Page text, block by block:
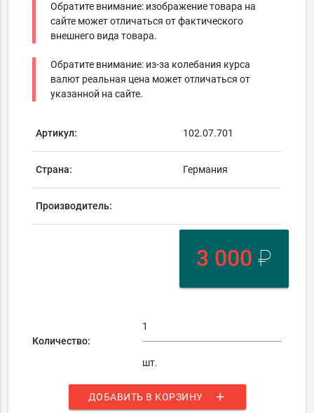
Обратите внимание: изображение товара на
сайте может отличаться от фактического
внешнего вида товара.
Обратите внимание: из-за колебания курса
валют реальная цена может отличаться от
указанной на сайте.
Артикул: 102.07.701
Страна: Германия
Производитель:
3 000 ₽
Количество:
шт.
ДОБАВИТЬ В КОРЗИНУ add